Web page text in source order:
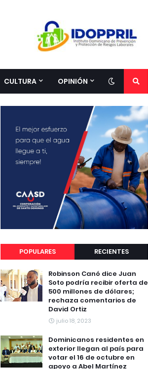
CULTURA OPINIÓN
POPULARES RECIENTES
Robinson Canó dice Juan
Soto podría recibir oferta de
500 millones de dólares;
rechaza comentarios de
David Ortiz
julio 18, 2023
Dominicanos residentes en
exterior llegan al país para
votar el 16 de octubre en
apoyo a Abel Martínez